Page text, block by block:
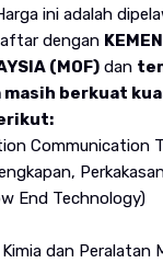
ini adalah
dengan
(MOF)dan
berkuat
Communication
End Technology)
dan Peralatan